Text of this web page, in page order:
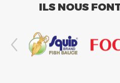
ILS NOUS